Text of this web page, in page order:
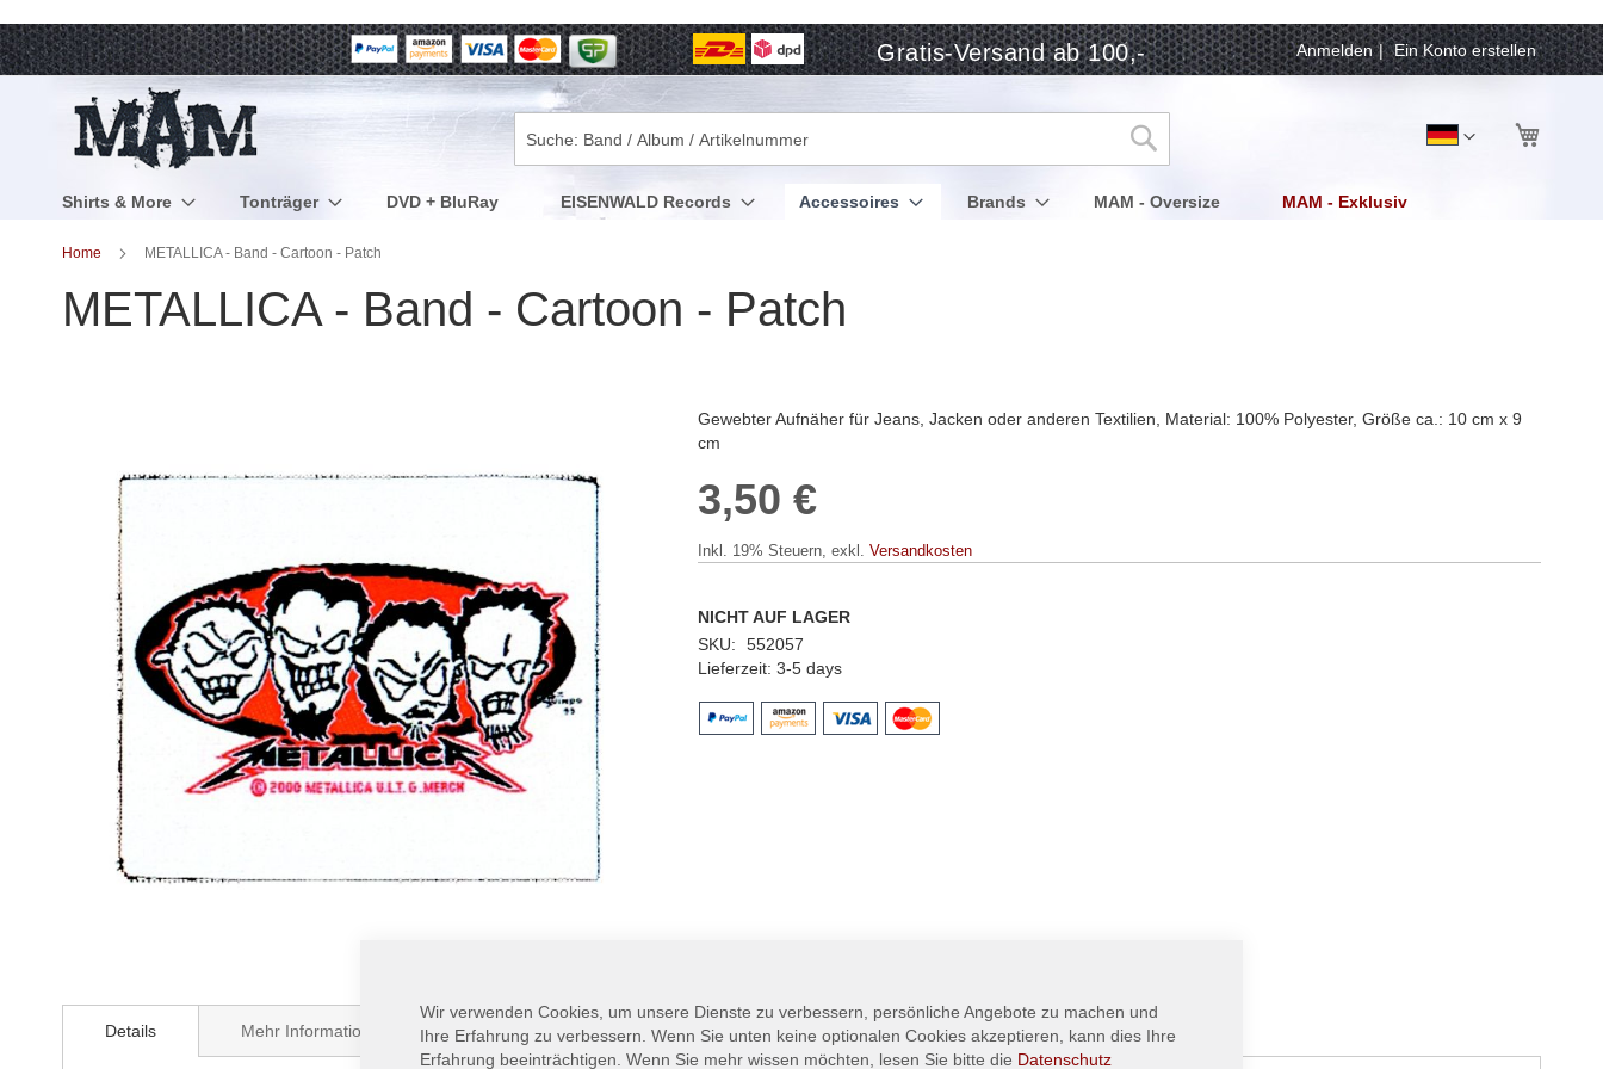
Gratis-Versand ab 100,-
Direkt
Inhalt
Anmelden Ein Konto erstellen
SpracheDeutsch
Suche
Shirts & More
Tonträger DVD + BluRay EISENWALD Records Accessoires Brands MAM - Oversize MAM - Exklusiv
Home METALLICA - Band - Cartoon - Patch
METALLICA - Band - Cartoon - Patch
Gewebter Aufnäher für Jeans, Jacken oder anderen Textilien, Material: 100% Polyester, Größe ca.: 10 cm x 9
cm
3,50 €
Inkl. 19% Steuern,exkl.Versandkosten
NICHT AUF LAGER
SKU
552057
Lieferzeit 3-5 days
springen
Anfang
Details Mehr Informationen
Wir verwenden Cookies, um unsere Dienste zu verbessern, persönliche Angebote zu machen und
Ihre Erfahrung zu verbessern. Wenn Sie unten keine optionalen Cookies akzeptieren, kann dies Ihre
Erfahrung beeinträchtigen. Wenn Sie mehr wissen möchten, lesen Sie bitte die Datenschutz